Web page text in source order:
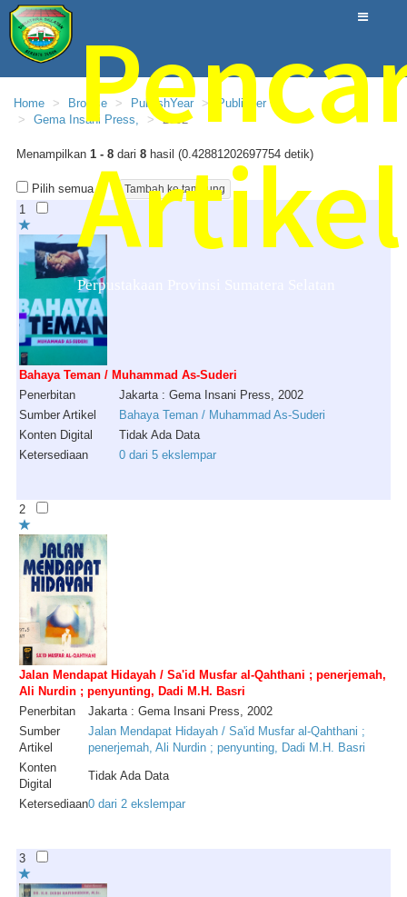
Artikel
Perpustakaan Provinsi Sumatera Selatan
Home Browse PublishYear
Publisher
Gema Insani Press,
2002
Menampilkan 1 - 8 dari 8 hasil (0.42881202697754 detik)
Pilih semua
1
Bahaya Teman / Muhammad As-Suderi
Penerbitan
Jakarta : Gema Insani Press, 2002
Sumber Artikel
Bahaya Teman / Muhammad As-Suderi
Konten Digital
Tidak Ada Data
Ketersediaan
0 dari 5 ekslempar
2
Jalan Mendapat Hidayah / Sa'id Musfar al-Qahthani ; penerjemah,
Ali Nurdin ; penyunting, Dadi M.H. Basri
Penerbitan
Jakarta : Gema Insani Press, 2002
Sumber
Artikel
Jalan Mendapat Hidayah / Sa'id Musfar al-Qahthani ;
penerjemah, Ali Nurdin ; penyunting, Dadi M.H. Basri
Konten
Digital
Tidak Ada Data
Ketersediaan0 dari 2 ekslempar
3